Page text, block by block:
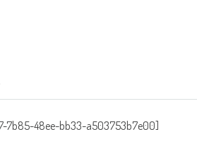
7b85-48ee-bb33-a503753b7e00]